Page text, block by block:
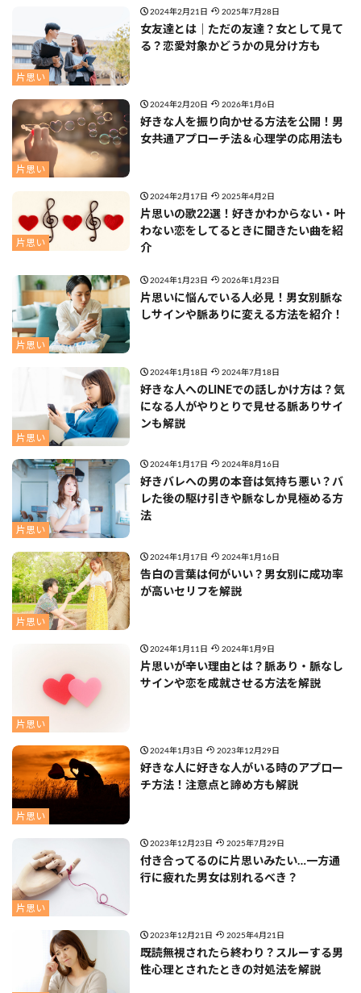
片思い
2024年2月21日 2025年7月28日
女友達とは｜ただの友達？女として見て
る？恋愛対象かどうかの見分け方も
片思い
2024年2月20日 2026年1月6日
好きな人を振り向かせる方法を公開！男
女共通アプローチ法＆心理学の応用法も
片思い
2024年2月17日 2025年4月2日
片思いの歌22選！好きかわからない・叶
わない恋をしてるときに聞きたい曲を紹
介
片思い
2024年1月23日 2026年1月23日
片思いに悩んでいる人必見！男女別脈な
しサインや脈ありに変える方法を紹介！
片思い
2024年1月18日 2024年7月18日
好きな人へのLINEでの話しかけ方は？気
になる人がやりとりで見せる脈ありサイ
ンも解説
片思い
2024年1月17日 2024年8月16日
好きバレへの男の本音は気持ち悪い？バ
レた後の駆け引きや脈なしか見極める方
法
片思い
2024年1月17日 2024年1月16日
告白の言葉は何がいい？男女別に成功率
が高いセリフを解説
片思い
2024年1月11日 2024年1月9日
片思いが辛い理由とは？脈あり・脈なし
サインや恋を成就させる方法を解説
片思い
2024年1月3日 2023年12月29日
好きな人に好きな人がいる時のアプロー
チ方法！注意点と諦め方も解説
片思い
2023年12月23日 2025年7月29日
付き合ってるのに片思いみたい…一方通
行に疲れた男女は別れるべき？
2023年12月21日 2025年4月21日
既読無視されたら終わり？スルーする男
性心理とされたときの対処法を解説